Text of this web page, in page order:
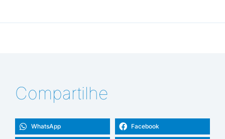
Compartilhe
WhatsApp Facebook